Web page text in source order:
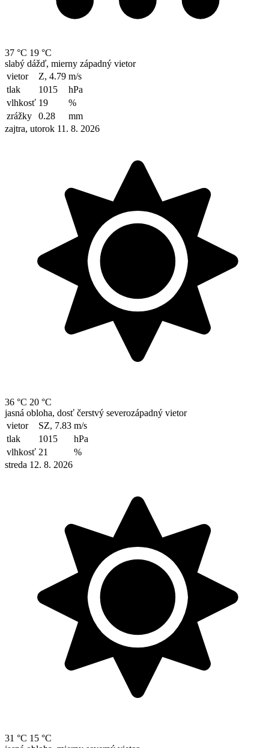
37 °C 19 °C
slabý dážď, mierny západný vietor
vietor
Z, 4.79 m/s
tlak
1015
hPa
vlhkosť 19
%
zrážky
0.28
mm
zajtra, utorok 11. 8. 2026
36 °C 20 °C
jasná obloha, dosť čerstvý severozápadný vietor
vietor
SZ, 7.83 m/s
tlak
1015
hPa
vlhkosť 21
%
streda 12. 8. 2026
31 °C 15 °C